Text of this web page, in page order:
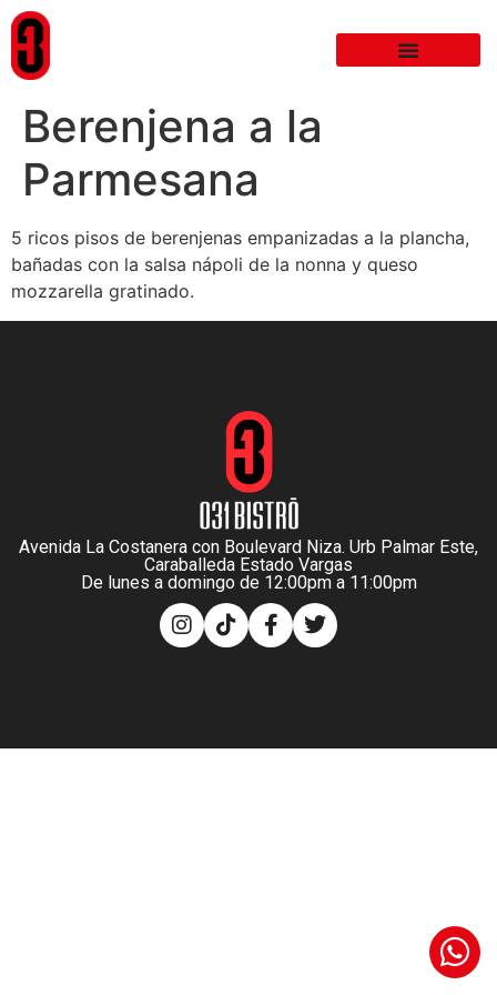
Berenjena a la
Parmesana
5 ricos pisos de berenjenas empanizadas a la plancha,
bañadas con la salsa nápoli de la nonna y queso
mozzarella gratinado.
Avenida La Costanera con Boulevard Niza. Urb Palmar Este,
Caraballeda Estado Vargas
De lunes a domingo de 12:00pm a 11:00pm